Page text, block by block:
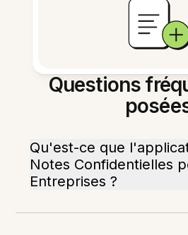
Questions
Qu'est-ce que
Notes Confidentielles
Entreprises ?